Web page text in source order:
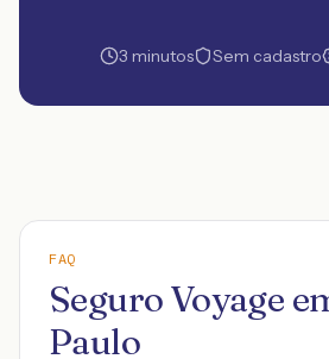
3 minutos Sem cadastro
FAQ
Seguro Voyage
Paulo